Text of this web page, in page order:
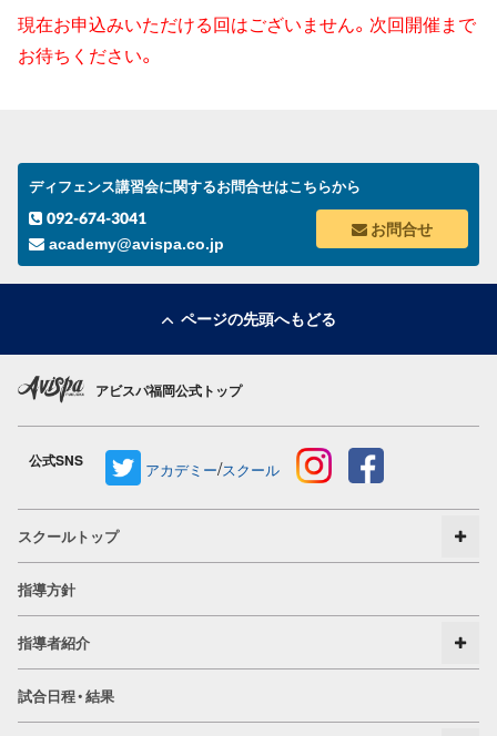
現在お申込みいただける回はございません。次回開催まで
お待ちください。
ディフェンス講習会に関するお問合せはこちらから
092-674-3041
academy@avispa.co.jp
お問合せ
ページの先頭へもどる
アビスパ福岡公式トップ
公式SNS アカデミー/スクール
スクールトップ
指導方針
指導者紹介
試合日程・結果